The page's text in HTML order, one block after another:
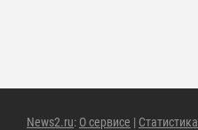
News2.ru: О сервисе | Статистика